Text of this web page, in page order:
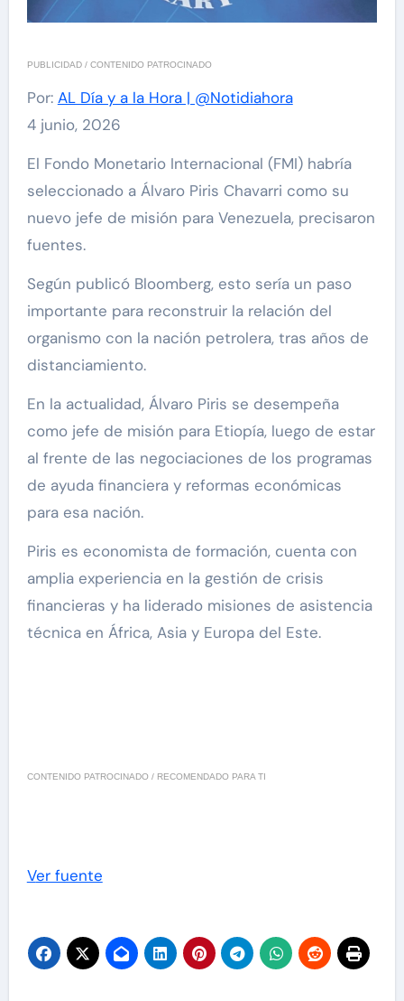
PUBLICIDAD / CONTENIDO PATROCINADO
Por: AL Día y a la Hora | @Notidiahora
4 junio, 2026
El Fondo Monetario Internacional (FMI) habría
seleccionado a Álvaro Piris Chavarri como su
nuevo jefe de misión para Venezuela, precisaron
fuentes.
Según publicó Bloomberg, esto sería un paso
importante para reconstruir la relación del
organismo con la nación petrolera, tras años de
distanciamiento.
En la actualidad, Álvaro Piris se desempeña
como jefe de misión para Etiopía, luego de estar
al frente de las negociaciones de los programas
de ayuda financiera y reformas económicas
para esa nación.
Piris es economista de formación, cuenta con
amplia experiencia en la gestión de crisis
financieras y ha liderado misiones de asistencia
técnica en África, Asia y Europa del Este.
CONTENIDO PATROCINADO / RECOMENDADO PARA TI
Ver fuente